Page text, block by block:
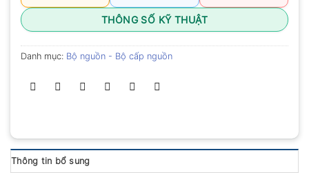
THÔNG SỐ KỸ THUẬT
Danh mục: Bộ nguồn - Bộ cấp nguồn
Thông tin bổ sung